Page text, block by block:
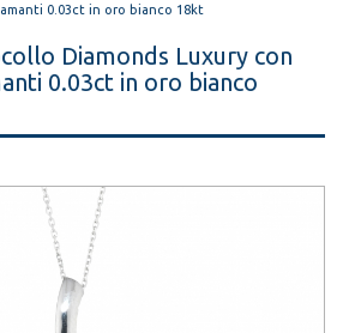
0.03ct in oro bianco 18kt
Diamonds Luxury con
0.03ct in oro bianco